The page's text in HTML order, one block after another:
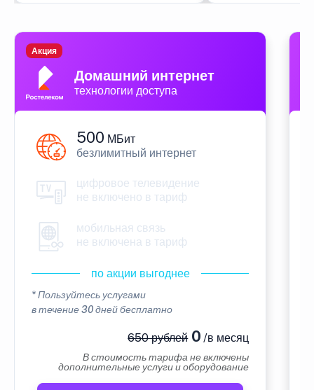
Домашний интернет
технологии доступа
Акция
500 МБит
безлимитный интернет
цифровое телевидение
не включено в тариф
мобильная связь
не включена в тариф
по акции выгоднее
* Пользуйтесь услугами
в течение 30 дней бесплатно
650 рублей0 /в месяц
В стоимость тарифа не включены
дополнительные услуги и оборудование